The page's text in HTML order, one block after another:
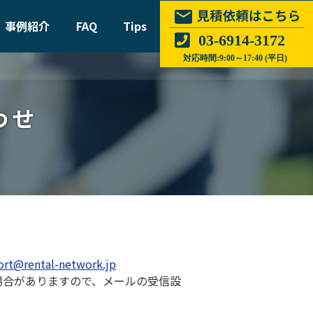
事例紹介 FAQ Tips
せ
network.jp
がありますので、メールの受信設